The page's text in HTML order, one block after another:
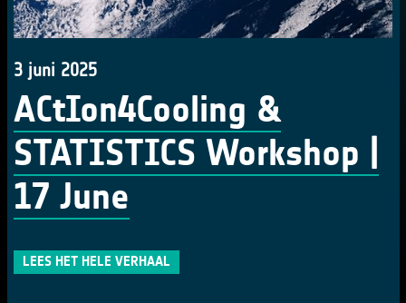
3 juni 2025
ACtIon4Cooling &
STATISTICS Workshop |
17 June
LEES HET HELE VERHAAL